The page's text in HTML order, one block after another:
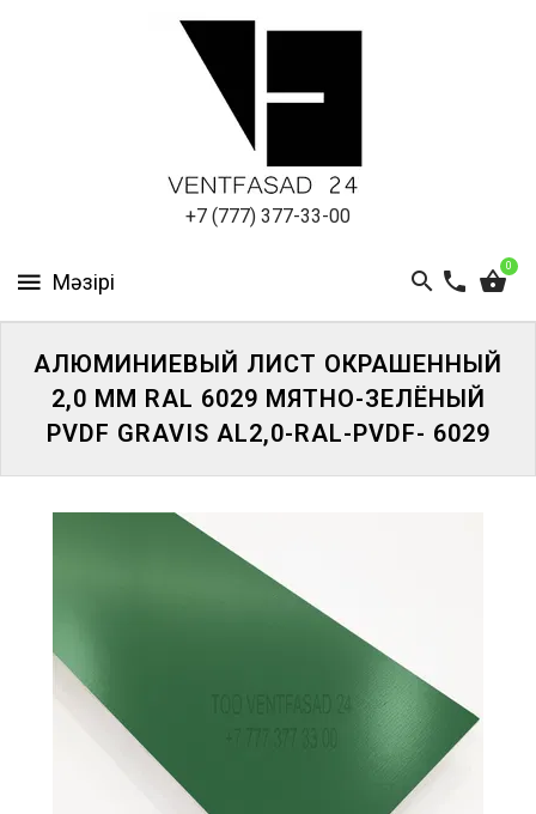
+7 (777) 377-33-00
0
ПАНЕЛИ
АЛЮМИНИЕВЫЙ ЛИСТ ОКРАШЕННЫЙ
2,0 ММ RAL 6029 МЯТНО-ЗЕЛЁНЫЙ
PVDF GRAVIS AL2,0-RAL-PVDF- 6029